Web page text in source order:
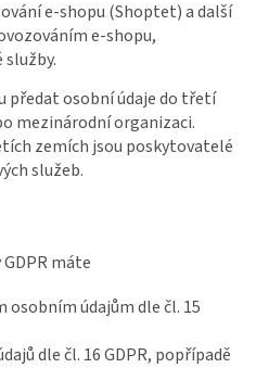
e-shopu (Shoptet) a další
e-shopu,
předat osobní údaje do třetí
mezinárodní organizaci.
zemích jsou poskytovatelé
služeb.
máte
osobním údajům dle čl. 15
dle čl. 16 GDPR, popřípadě